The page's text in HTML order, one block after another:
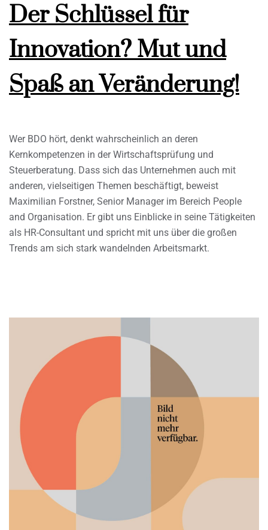
Der Schlüssel für
Innovation? Mut und
Spaß an Veränderung!
Wer BDO hört, denkt wahrscheinlich an deren
Kernkompetenzen in der Wirtschaftsprüfung und
Steuerberatung. Dass sich das Unternehmen auch mit
anderen, vielseitigen Themen beschäftigt, beweist
Maximilian Forstner, Senior Manager im Bereich People
and Organisation. Er gibt uns Einblicke in seine Tätigkeiten
als HR-Consultant und spricht mit uns über die großen
Trends am sich stark wandelnden Arbeitsmarkt.